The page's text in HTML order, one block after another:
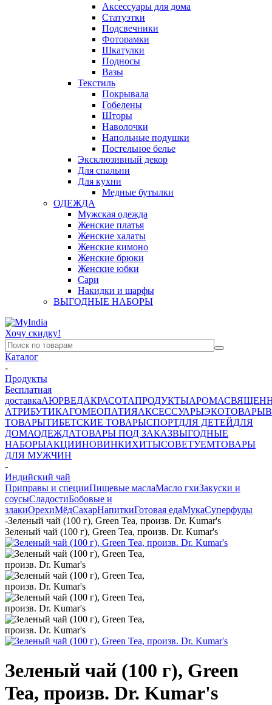
Аксессуары для дома
Статуэтки
Подсвечники
Фоторамки
Шкатулки
Подносы
Вазы
Текстиль
Покрывала
Гобелены
Шторы
Наволочки
Напольные подушки
Постельное белье
Эксклюзивный декор
Для спальни
Для кухни
Медные бутылки
ОДЕЖДА
Мужская одежда
Женские платья
Женские халаты
Женские кимоно
Женские брюки
Женские юбки
Сари
Накидки и шарфы
ВЫГОДНЫЕ НАБОРЫ
Хочу скидку!
Каталог
-
Продукты
Бесплатная
доставкаАЮРВЕДАКРАСОТАПРОДУКТЫАРОМА
АТРИБУТИКАГОМЕОПАТИЯАКСЕССУАРЫЭКОТОВАРЫ
ТОВАРЫТИБЕТСКИЕ ТОВАРЫСПОРТДЛЯ ДЕТЕЙДЛЯ
ДОМАОДЕЖДАТОВАРЫ ПОД ЗАКАЗВЫГОДНЫЕ
НАБОРЫАКЦИИНОВИНКИХИТЫСОВЕТУЕМТОВАРЫ
ДЛЯ МУЖЧИН
-
Индийский чай
Приправы и специиПищевые маслаМасло гхиЗакуски и
соусыСладостиБобовые и
злакиОрехиМёдСахарНапиткиГотовая едаМукаСуперфуды
-Зеленый чай (100 г), Green Tea, произв. Dr. Kumar's
Зеленый чай (100 г), Green Tea, произв. Dr. Kumar's
Зеленый чай (100 г), Green
Tea, произв. Dr. Kumar's